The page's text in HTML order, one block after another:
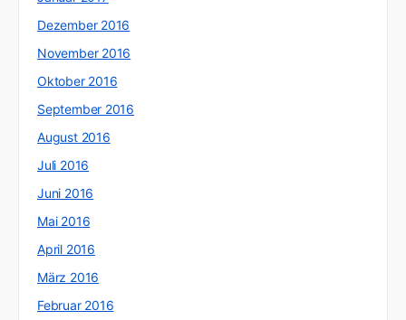
Dezember 2016
November 2016
Oktober 2016
September 2016
August 2016
Juli 2016
Juni 2016
Mai 2016
April 2016
März 2016
Februar 2016